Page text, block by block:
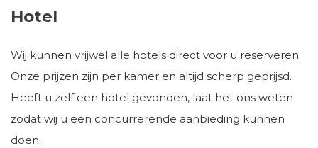
Hotel
Wij kunnen vrijwel alle hotels direct voor u reserveren.
Onze prijzen zijn per kamer en altijd scherp geprijsd.
Heeft u zelf een hotel gevonden, laat het ons weten
zodat wij u een concurrerende aanbieding kunnen
doen.